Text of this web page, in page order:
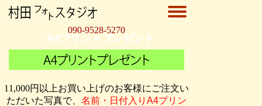
090-9528-5270
11,000円以上お買い上げのお客様にご注文い
ただいた写真で、 名前・日付入りA4プリン
A4プリントプレゼント